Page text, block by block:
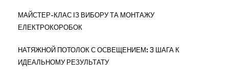
МАЙСТЕР-КЛАС ІЗ ВИБОРУ ТА МОНТАЖУ
ЕЛЕКТРОКОРОБОК
НАТЯЖНОЙ ПОТОЛОК С ОСВЕЩЕНИЕМ: 3 ШАГА К
ИДЕАЛЬНОМУ РЕЗУЛЬТАТУ